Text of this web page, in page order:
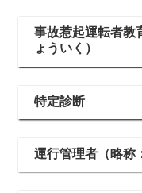
事故惹起運転者教
ょういく）
特定診断
運行管理者（略称